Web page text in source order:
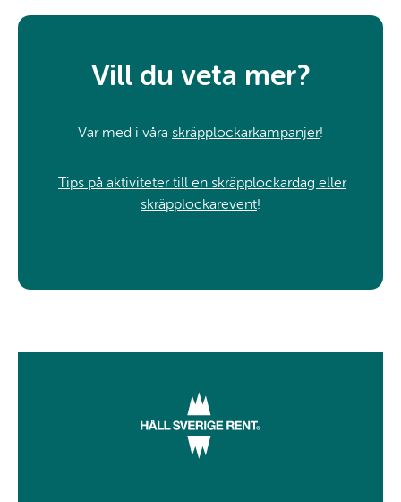
Vill du veta mer?
Var med i våra skräpplockarkampanjer!
Tips på aktiviteter till en skräpplockardag eller
skräpplockarevent!